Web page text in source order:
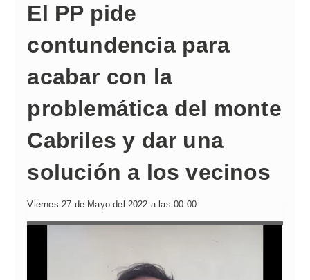
El PP pide
contundencia para
acabar con la
problemática del monte
Cabriles y dar una
solución a los vecinos
Viernes 27 de Mayo del 2022 a las 00:00